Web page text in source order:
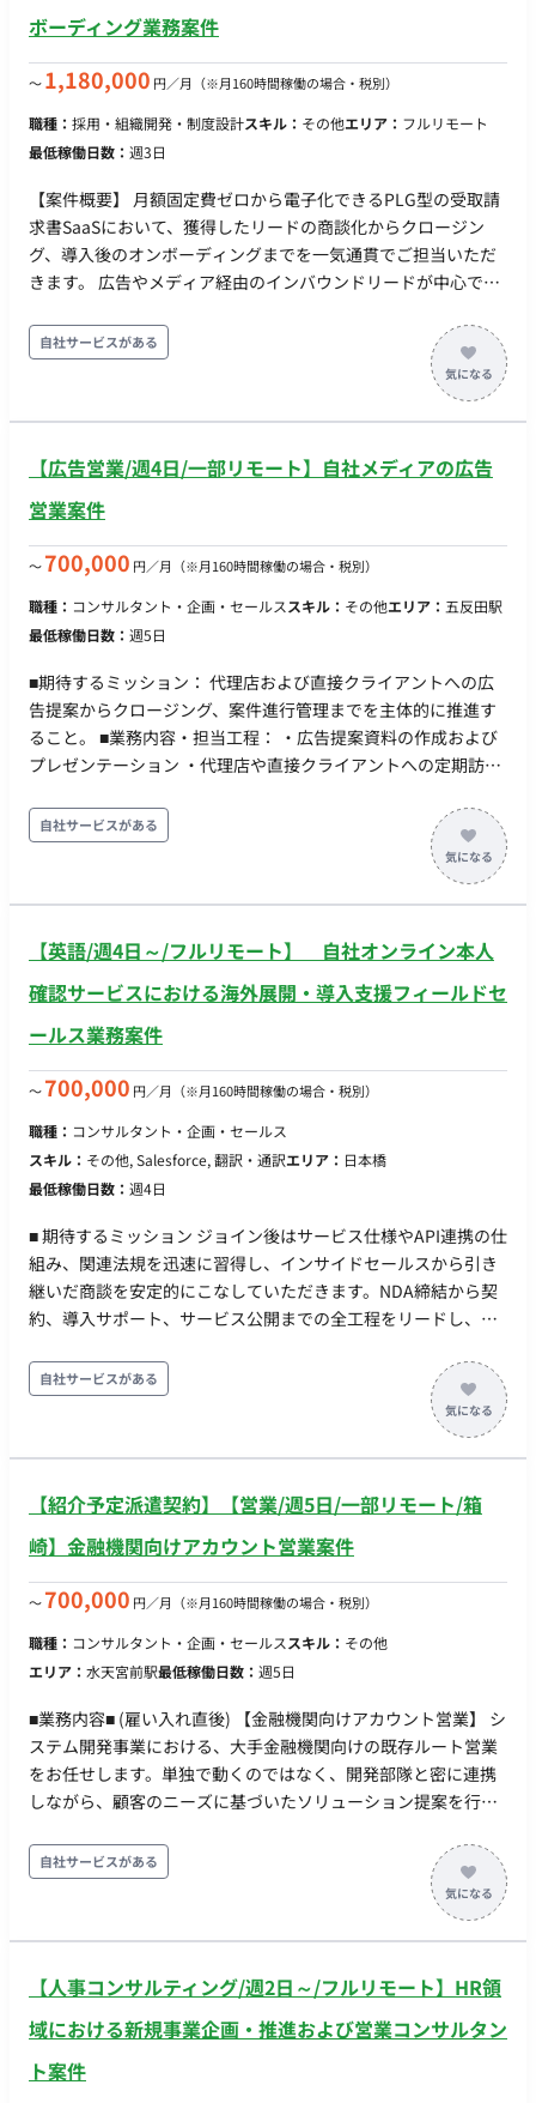
た課題の把握と信頼づくり ・新規クリエイターの開拓: まだ始
めていないクリエイターへの個別アプローチ、面談の獲得と活
動開始までの後押し ・売上・収益の改善支援: 投稿・販売設計
の改善提案、キャンペーンの活用など ・継続的な伴走: 進捗の
フォロー、施策の効果検証と次の打ち手への反映 ・社内連携:
ビス改善を推進
ボーディング業務案件
〜1,180,000 円／月 （※月160時間稼働の場合・税別）
職種： 採用・組織開発・制度設計スキル： その他エリア： フルリモート
最低稼働日数： 週3日
【案件概要】 月額固定費ゼロから電子化できるPLG型の受取請
求書SaaSにおいて、獲得したリードの商談化からクロージン
グ、導入後のオンボーディングまでを一気通貫でご担当いただ
きます。 広告やメディア経由のインバウンドリードが中心であ
ンです。 【作業内容】 ・広告、メディア掲載、ウェビナー経由
のインバウンドリードへの初回対応、商談設定 ・オンライン商
談での課題ヒアリング、デモ実施、見積提示、クロージング ・
導入後のオンボーディング支援、活用フォロー、定例コミュニ
ロスセル提案 ・失注、解約理由の分析と、マーケティング／プ
ロダクト側へのフィードバック ・CRM、商談ログの整備および
自社サービスがある
【広告営業/週4日/一部リモート】自社メディアの広告
営業案件
〜700,000 円／月 （※月160時間稼働の場合・税別）
職種： コンサルタント・企画・セールススキル： その他エリア： 五反田駅
最低稼働日数： 週5日
■期待するミッション： 代理店および直接クライアントへの広
告提案からクロージング、案件進行管理までを主体的に推進す
ること。 ■業務内容・担当工程： ・広告提案資料の作成および
プレゼンテーション ・代理店や直接クライアントへの定期訪問
くカスタマイズ提案 ・契約締結から請求管理までの一連の案件
進行管理 ・社内関連チームとの連携およびデータに基づく能動
ディング期間は出社となります。（以降はリモート稼働想定）
自社サービスがある
【英語/週4日～/フルリモート】 自社オンライン本人
確認サービスにおける海外展開・導入支援フィールドセ
ールス業務案件
〜700,000 円／月 （※月160時間稼働の場合・税別）
職種： コンサルタント・企画・セールス
スキル： その他, Salesforce, 翻訳・通訳エリア： 日本橋
最低稼働日数： 週4日
■ 期待するミッション ジョイン後はサービス仕様やAPI連携の仕
組み、関連法規を迅速に習得し、インサイドセールスから引き
継いだ商談を安定的にこなしていただきます。NDA締結から契
約、導入サポート、サービス公開までの全工程をリードし、営
献することを期待しています。 ■ 業務内容・担当工程 【初回商
談からサービス公開までの全工程のリード】 インサイドセール
スからのリードに対して初回ヒアリング・提案、NDAや契約書
の締結、詳細なQA対応やセキュリティチェック対応といった導
証環境の提供、導入事業者の開発進捗管理などの開発並走を行
い、本番環境の提供、プレスリリースの調整を経て一般サービ
日以上（週5日推奨） ・ リモート稼働：原則リモート（必要に
ックス稼働：可能
自社サービスがある
【紹介予定派遣契約】【営業/週5日/一部リモート/箱
崎】金融機関向けアカウント営業案件
〜700,000 円／月 （※月160時間稼働の場合・税別）
職種： コンサルタント・企画・セールススキル： その他
エリア： 水天宮前駅最低稼働日数： 週5日
■業務内容■ (雇い入れ直後) 【金融機関向けアカウント営業】 シ
ステム開発事業における、大手金融機関向けの既存ルート営業
をお任せします。単独で動くのではなく、開発部隊と密に連携
しながら、顧客のニーズに基づいたソリューション提案を行
的な業務内容】 ・既存顧客とのリレーション構築・維持、契約
手続き（社内/顧客） ・開発チームと連携した、付加価値の高い
ソリューション提案 ・営業目標達成に向けた戦略策定と実行 ・
社内手続きおよび報告業務 【チーム・環境】 ・マーケティング
客が中心のため、信頼関係を土台とした活動が可能です。 ・金
融未経験の方でも、入社後の引き継ぎやフォロー体制が整って
態：正社員 契約期間：3～6か月は派遣契約、以後正社員登用予
自社サービスがある
【人事コンサルティング/週2日～/フルリモート】HR領
域における新規事業企画・推進および営業コンサルタン
ト案件